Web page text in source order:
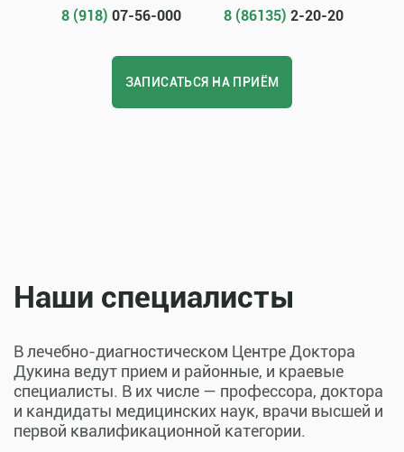
8 (918) 07-56-000 8 (86135) 2-20-20
ЗАПИСАТЬСЯ НА ПРИЁМ
Наши специалисты
В лечебно-диагностическом Центре Доктора
Дукина ведут прием и районные, и краевые
специалисты. В их числе — профессора, доктора
и кандидаты медицинских наук, врачи высшей и
первой квалификационной категории.